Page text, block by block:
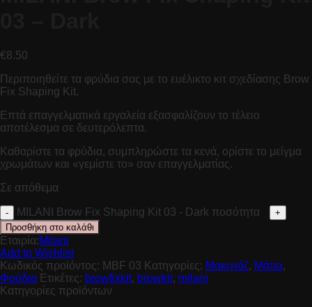
€8.50
Περιποιηθείτε τα φρύδια σας με το ευέλικτο κιτ σχεδίασης Brow
Fix Shaping Kit.
Επτά επαγγελματικά εργαλεία εξασφαλίζουν το τέλειο
αποτέλεσμα σε δευτερόλεπτα.
Καθαρίστε τα φρύδια, συμπληρώστε τα κενά, ορίστε το μείγμα
χρωμάτων και «γεμίστε το» σαν επαγγελματίας.
Σε απόθεμα
MILANI Brow Fix Shaping Kit 03 - Dark ποσότητα
Προσθήκη στο καλάθι
Εταιρία:Milani
Add to Wishlist
Κωδικός προϊόντος: MBF 03 Κατηγορίες: Μακιγιάζ, Μάτια,
Φρύδια Ετικέτες: browfixkit, browkit, milani
Κατηγορίες προϊόντων